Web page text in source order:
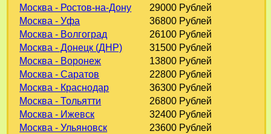
Москва - Ростов-на-Дону
29000 Рублей
Москва - Уфа
36800 Рублей
Москва - Волгоград
26100 Рублей
Москва - Донецк (ДНР)
31500 Рублей
Москва - Воронеж
13800 Рублей
Москва - Саратов
22800 Рублей
Москва - Краснодар
36300 Рублей
Москва - Тольятти
26800 Рублей
Москва - Ижевск
32400 Рублей
Москва - Ульяновск
23600 Рублей